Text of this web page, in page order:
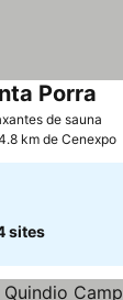
de sauna
Porra
km de Cenexpo
sites